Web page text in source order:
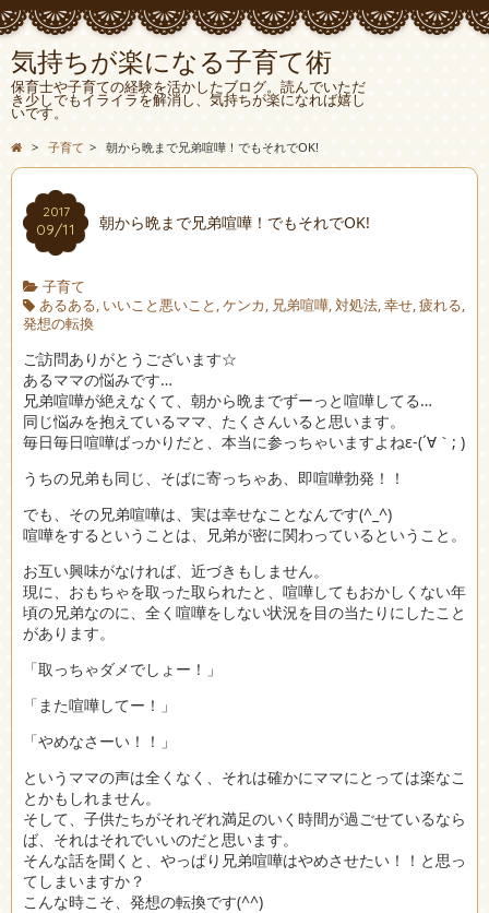
気持ちが楽になる子育て術
保育士や子育ての経験を活かしたブログ。読んでいただ
き少しでもイライラを解消し、気持ちが楽になれば嬉し
いです。
> 子育て > 朝から晩まで兄弟喧嘩！でもそれでOK!
2017
09/11 朝から晩まで兄弟喧嘩！でもそれでOK!
子育て
あるある, いいこと悪いこと ,ケンカ, 兄弟喧嘩,対処法,幸せ,疲れる,
発想の転換
ご訪問ありがとうございます☆
あるママの悩みです…
兄弟喧嘩が絶えなくて、朝から晩までずーっと喧嘩してる…
同じ悩みを抱えているママ、たくさんいると思います。
毎日毎日喧嘩ばっかりだと、本当に参っちゃいますよねε-(´∀｀; )
うちの兄弟も同じ、そばに寄っちゃあ、即喧嘩勃発！！
でも、その兄弟喧嘩は、実は幸せなことなんです(^_^)
喧嘩をするということは、兄弟が密に関わっているということ。
お互い興味がなければ、近づきもしません。
現に、おもちゃを取った取られたと、喧嘩してもおかしくない年
頃の兄弟なのに、全く喧嘩をしない状況を目の当たりにしたこと
があります。
「取っちゃダメでしょー！」
「また喧嘩してー！」
「やめなさーい！！」
というママの声は全くなく、それは確かにママにとっては楽なこ
とかもしれません。
そして、子供たちがそれぞれ満足のいく時間が過ごせているなら
ば、それはそれでいいのだと思います。
そんな話を聞くと、やっぱり兄弟喧嘩はやめさせたい！！と思っ
てしまいますか？
こんな時こそ、発想の転換です(^^)